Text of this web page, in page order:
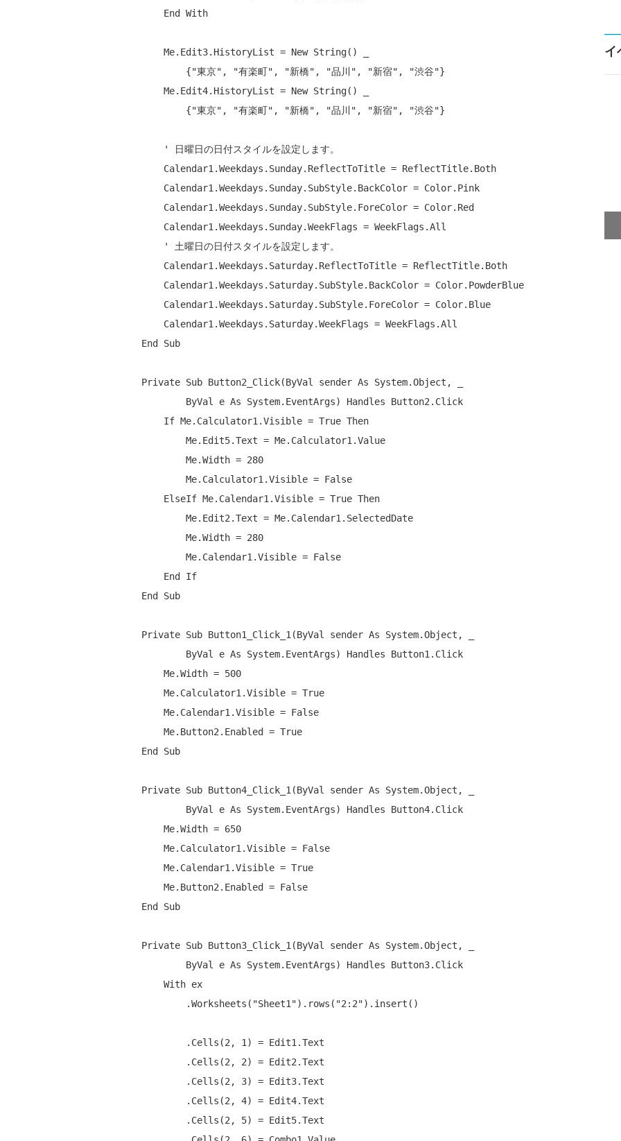
End With
Me.Edit3.HistoryList = New String() _
            {
"東京" , "有楽町" , "新橋" , "品川" , "新宿" , "渋谷"}
Me.Edit4.HistoryList = New String() _
            {
"東京" , "有楽町" , "新橋" , "品川" , "新宿" , "渋谷"}
' 日曜日の日付スタイルを設定します。
' 土曜日の日付スタイルを設定します。
End Sub
Private Sub Button2_Click(ByVal sender As System.Object, _
ByVal
e As System.EventArgs) Handles Button2.Click
If Me.Calculator1.Visible = True Then
Me.Edit5.Text = Me.Calculator1.Value
Me.Width = 280
Me.Calculator1.Visible = False
ElseIf Me.Calendar1.Visible = True Then
Me.Edit2.Text = Me.Calendar1.SelectedDate
Me.Width = 280
Me.Calendar1.Visible = False
End If
End Sub
Private Sub Button1_Click_1(ByVal sender As System.Object, _
ByVal
e As System.EventArgs) Handles Button1.Click
Me.Width = 500
Me.Calculator1.Visible = True
Me.Calendar1.Visible = False
Me.Button2.Enabled = True
End Sub
Private Sub Button4_Click_1(ByVal sender As System.Object, _
ByVal
e As System.EventArgs) Handles Button4.Click
Me.Width = 650
Me.Calculator1.Visible = False
Me.Calendar1.Visible = True
Me.Button2.Enabled = False
End Sub
Private Sub Button3_Click_1(ByVal sender As System.Object, _
ByVal
e As System.EventArgs) Handles Button3.Click
With ex
            .Worksheets(
"Sheet1").rows( "2:2").insert()
イ